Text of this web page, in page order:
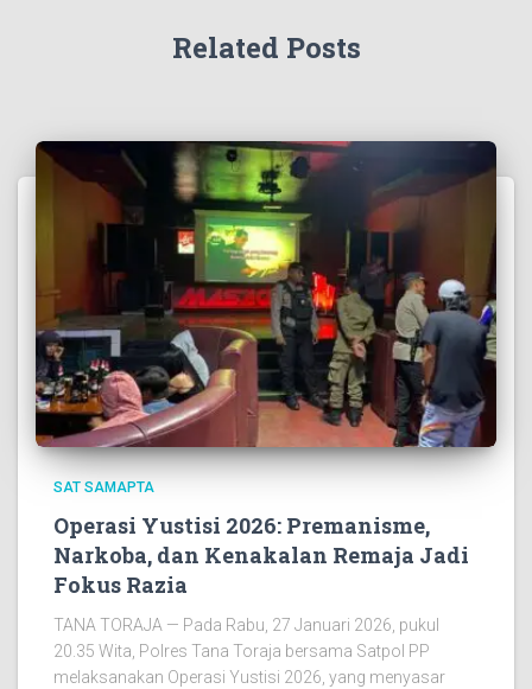
Related Posts
SAT SAMAPTA
Operasi Yustisi 2026: Premanisme,
Narkoba, dan Kenakalan Remaja Jadi
Fokus Razia
TANA TORAJA — Pada Rabu, 27 Januari 2026, pukul
20.35 Wita, Polres Tana Toraja bersama Satpol PP
melaksanakan Operasi Yustisi 2026, yang menyasar